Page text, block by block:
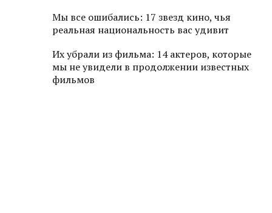
Мы все ошибались: 17 звезд кино, чья
реальная национальность вас удивит
Их убрали из фильма: 14 актеров, которые
мы не увидели в продолжении известных
фильмов